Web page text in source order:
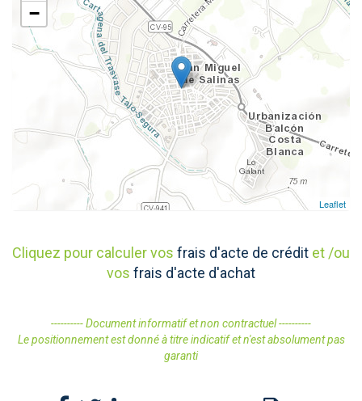
−
Leaflet
Cliquez pour calculer vos frais d'acte de crédit et /ou
vos frais d'acte d'achat
---------- Document informatif et non contractuel ----------
Le positionnement est donné à titre indicatif et n'est absolument pas
garanti